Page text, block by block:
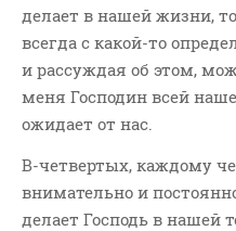
делает в нашей жизни,
всегда с какой-то
и рассуждая об этом,
меня Господин всей
ожидает от нас.
В-четвертых, каждому
внимательно и
делает Господь в нашей